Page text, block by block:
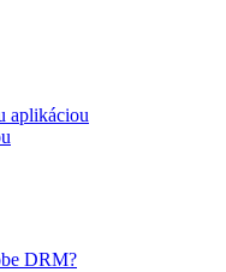
aplikáciou
DRM?